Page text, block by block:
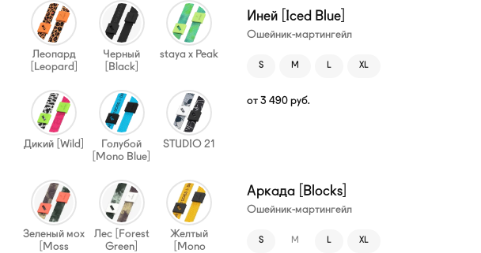
Леопард
[Leopard]
Черный
[Black]
staya x Peak
Дикий [Wild]
Голубой
[Mono Blue]
STUDIO 21
Зеленый мох
[Moss
Лес [Forest
Green]
Желтый
[Mono
Иней [Iced Blue]
Ошейник-мартингейл
S M L XL
от 3 490 руб.
Аркада [Blocks]
Ошейник-мартингейл
S M L XL